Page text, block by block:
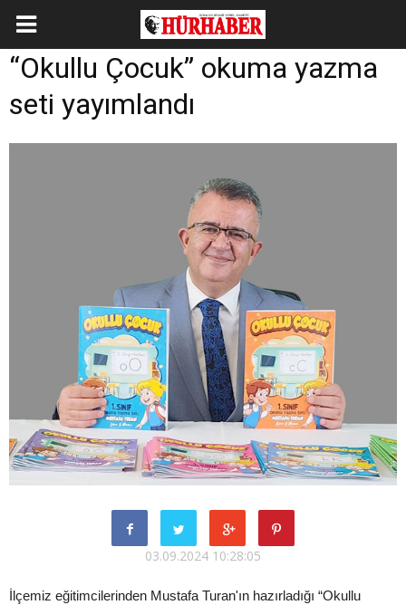
“Okullu Çocuk” okuma yazma
seti yayımlandı
03.09.2024 10:28:05
İlçemiz eğitimcilerinden Mustafa Turan'ın hazırladığı “Okullu